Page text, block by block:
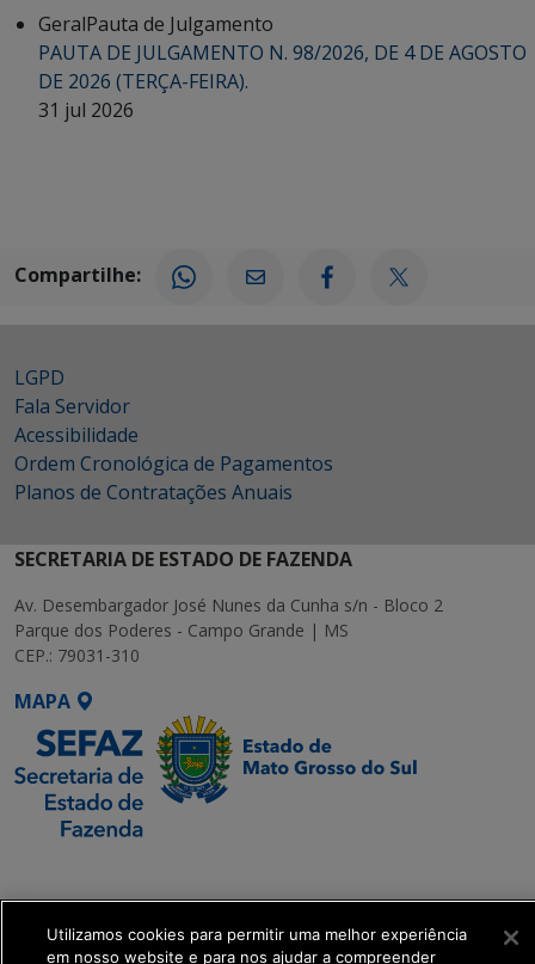
GeralPauta de Julgamento
PAUTA DE JULGAMENTO N. 98/2026, DE 4 DE AGOSTO
DE 2026 (TERÇA-FEIRA).
31 jul 2026
Compartilhe:
LGPD
Fala Servidor
Acessibilidade
Ordem Cronológica de Pagamentos
Planos de Contratações Anuais
SECRETARIA DE ESTADO DE FAZENDA
Av. Desembargador José Nunes da Cunha s/n - Bloco 2
Parque dos Poderes - Campo Grande | MS
CEP.: 79031-310
MAPA
Executiva de
Transformação Digital
Utilizamos cookies para permitir uma melhor experiência
em nosso website e para nos ajudar a compreender